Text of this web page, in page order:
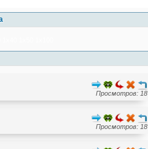
Просмотров: 18
Просмотров: 18